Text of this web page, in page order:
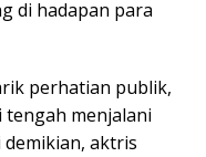
di hadapan para
perhatian publik,
tengah menjalani
demikian, aktris